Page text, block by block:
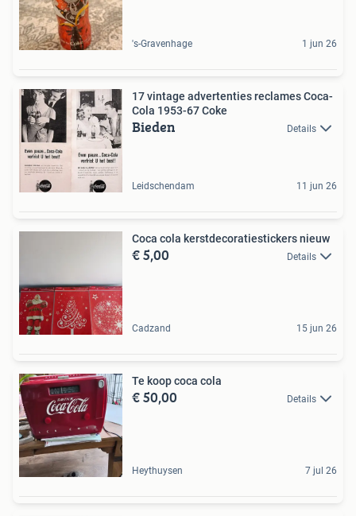
's-Gravenhage 1 jun 26
17 vintage advertenties reclames Coca-
Cola 1953-67 Coke
Bieden Details
Leidschendam 11 jun 26
Coca cola kerstdecoratiestickers nieuw
€ 5,00 Details
Cadzand 15 jun 26
Te koop coca cola
€ 50,00 Details
Heythuysen 7 jul 26